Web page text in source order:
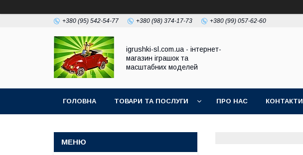
+380 (95) 542-54-77 +380 (98) 374-17-73 +380 (99) 057-62-60
igrushki-sl.com.ua - інтернет-
магазин іграшок та
масштабних моделей
ГОЛОВНА ТОВАРИ ТА ПОСЛУГИ ПРО НАС КОНТАКТИ